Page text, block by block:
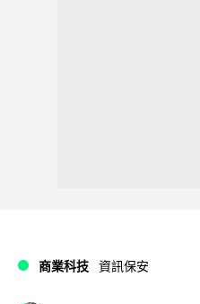
商業科技 資訊保安